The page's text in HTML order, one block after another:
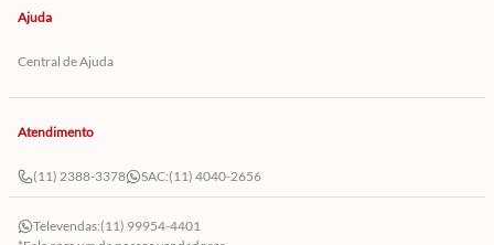
Ajuda
Central de Ajuda
Atendimento
(11) 2388-3378 SAC:(11) 4040-2656
Televendas:(11) 99954-4401